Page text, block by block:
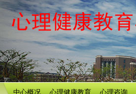
中心概况 心理健康教育 心理咨询